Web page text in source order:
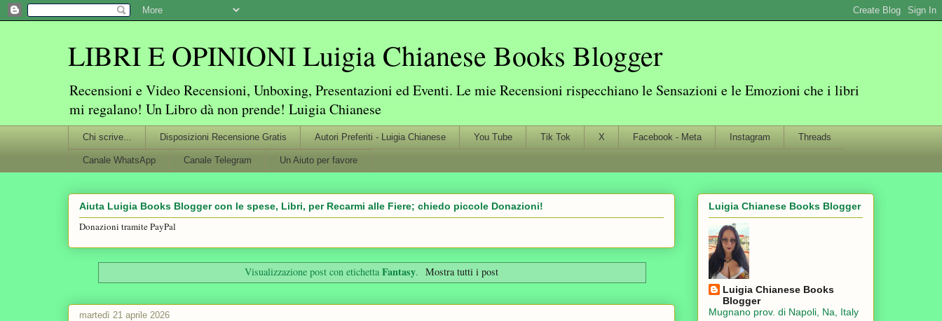
LIBRI E OPINIONI Luigia Chianese Books Blogger
Recensioni e Video Recensioni, Unboxing, Presentazioni ed Eventi. Le mie Recensioni rispecchiano le Sensazioni e le Emozioni che i libri
mi regalano! Un Libro dà non prende! Luigia Chianese
Chi scrive... Disposizioni Recensione Gratis Autori Preferiti - Luigia Chianese You Tube Tik Tok X Facebook - Meta Instagram Threads
Canale WhatsApp Canale Telegram Un Aiuto per favore
Aiuta Luigia Books Blogger con le spese, Libri, per Recarmi alle Fiere; chiedo piccole Donazioni!
Donazioni tramite PayPal
Visualizzazione post con etichettaFantasy. Mostra tutti i post
martedì 21 aprile 2026
Luigia Chianese Books Blogger
Luigia Chianese Books
Blogger
Mugnano prov. di Napoli, Na, Italy